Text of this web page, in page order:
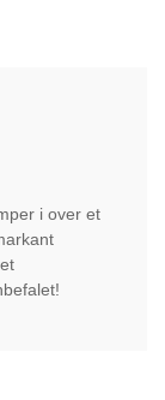
i over et